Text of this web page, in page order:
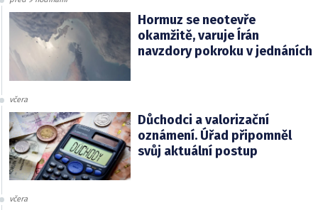
Hormuz se neotevře
okamžitě, varuje Írán
navzdory pokroku v jednáních
včera
Důchodci a valorizační
oznámení. Úřad připomněl
svůj aktuální postup
včera